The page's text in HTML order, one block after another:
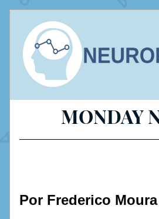
MONDAY
Por Frederico Moura